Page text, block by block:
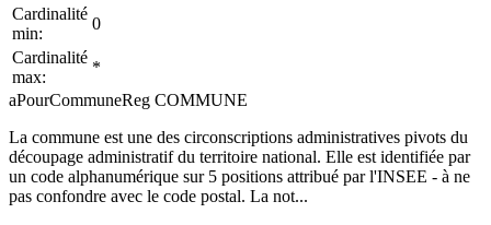
Cardinalité
min:
0
Cardinalité
max:
*
aPourCommuneReg COMMUNE
La commune est une des circonscriptions administratives pivots du
découpage administratif du territoire national. Elle est identifiée par
un code alphanumérique sur 5 positions attribué par l'INSEE - à ne
pas confondre avec le code postal. La not...